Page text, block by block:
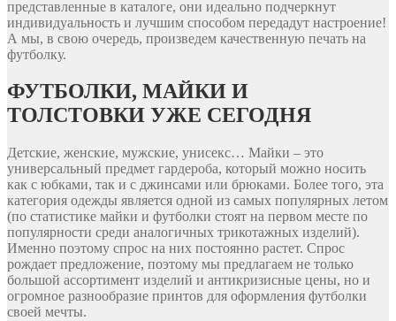
представленные в каталоге, они идеально подчеркнут
индивидуальность и лучшим способом передадут настроение!
А мы, в свою очередь, произведем качественную печать на
футболку.
ФУТБОЛКИ, МАЙКИ И
ТОЛСТОВКИ УЖЕ СЕГОДНЯ
Детские, женские, мужские, унисекс… Майки – это
универсальный предмет гардероба, который можно носить
как с юбками, так и с джинсами или брюками. Более того, эта
категория одежды является одной из самых популярных летом
(по статистике майки и футболки стоят на первом месте по
популярности среди аналогичных трикотажных изделий).
Именно поэтому спрос на них постоянно растет. Спрос
рождает предложение, поэтому мы предлагаем не только
большой ассортимент изделий и антикризисные цены, но и
огромное разнообразие принтов для оформления футболки
своей мечты.